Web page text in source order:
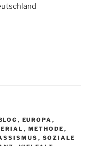
, EUROPA ,
, METHODE ,
, SOZIALE